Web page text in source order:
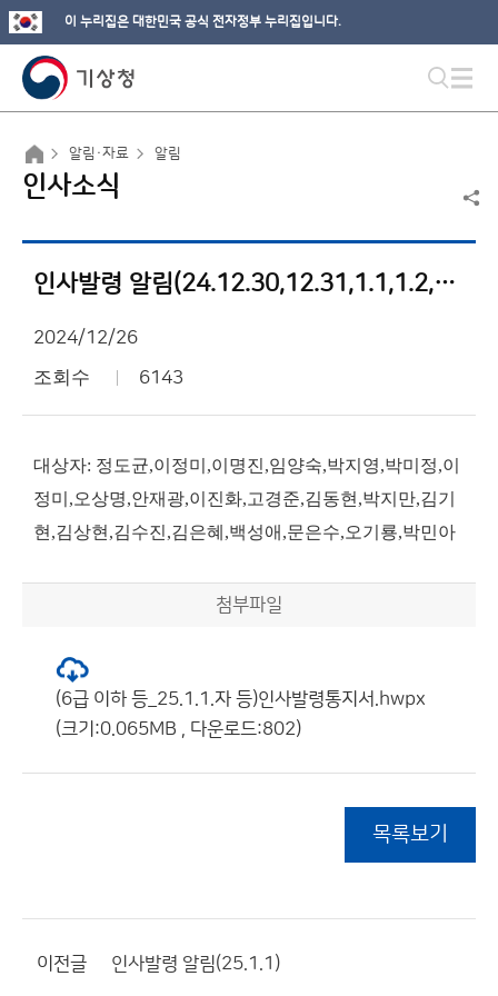
이 누리집은 대한민국 공식 전자정부 누리집입니다.
알림·자료 알림
인사소식
인사발령 알림(24.12.30,12.31,1.1,1.2,1.6,1.17)
2024/12/26
조회수 6143
대상자: 정도균,이정미,이명진,임양숙,박지영,박미정,이
정미,오상명,안재광,이진화,고경준,김동현,박지만,김기
현,김상현,김수진,김은혜,백성애,문은수,오기룡,박민아
첨부파일
(6급 이하 등_25.1.1.자 등)인사발령통지서.hwpx
(크기:0.065MB , 다운로드:802)
목록보기
이전글 인사발령 알림(25.1.1)